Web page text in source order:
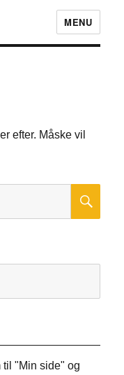
MENU
efter. Måske vil
til "Min side" og